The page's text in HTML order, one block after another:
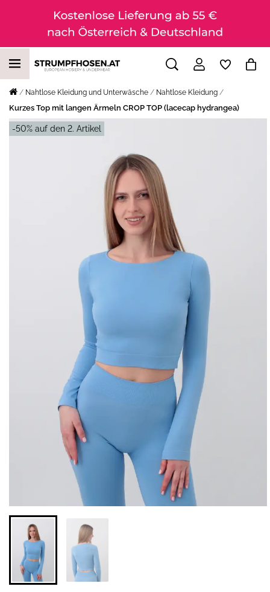
Nahtlose Kleidung und Unterwäsche Nahtlose Kleidung
Kurzes Top mit langen Ärmeln CROP TOP (lacecap hydrangea)
-50% auf den 2. Artikel